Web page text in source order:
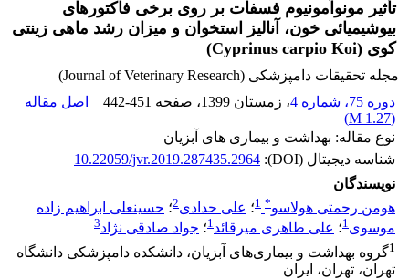
تأثیر مونوآمونیوم فسفات بر روی برخی فاکتورهای
بیوشیمیائی خون، آنالیز استخوان و میزان رشد ماهی زینتی
کوی (Cyprinus carpio Koi)
مجله تحقیقات دامپزشکی (Journal of Veterinary Research)
دوره 75، شماره 4
، زمستان 1399 ، صفحه 442-451
اصل مقاله
(
1.27 M
)
نوع مقاله: بهداشت و بیماری های آبزیان
شناسه دیجیتال (DOI):
10.22059/jvr.2019.287435.2964
نویسندگان
هومن رحمتی هولاسو*
1؛ علی حدادی2؛ حسینعلی ابراهیم زاده
موسوی1؛ علی طاهری میرقائد1؛ جواد صادقی نژاد3
1گروه بهداشت و بیماری‌های آبزیان، دانشکده دامپزشکی دانشگاه
تهران، تهران، ایران